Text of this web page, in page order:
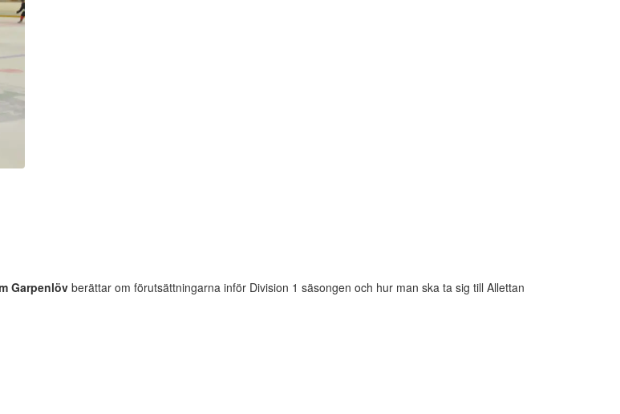
Garpenlöv berättar om förutsättningarna inför Division 1 säsongen och hur man ska ta sig till Allettan